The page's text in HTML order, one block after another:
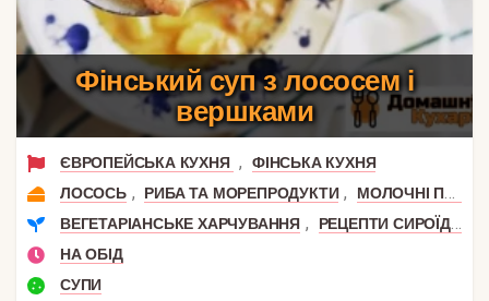
Фінський суп з лососем і
вершками
ЄВРОПЕЙСЬКА КУХНЯ ,
ФІНСЬКА КУХНЯ
ЛОСОСЬ , РИБА ТА МОРЕПРОДУКТИ ,
МОЛОЧНІ ПРОДУКТИ
ВЕГЕТАРІАНСЬКЕ ХАРЧУВАННЯ ,
РЕЦЕПТИ СИРОЇДІННЯ
НА ОБІД
СУПИ